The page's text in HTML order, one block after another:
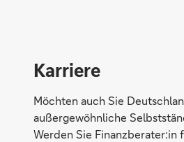
Karriere
Möchten auch Sie
außergewöhnliche
Werden Sie Finanzberater:in